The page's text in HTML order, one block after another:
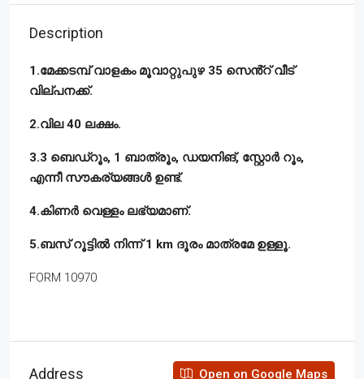
Description
1.മേക്കടമ്പ് വാളകം മൂവാറ്റുപുഴ 35 സെൻ്റ് വീട്
വില്പനക്ക്.
2.വില 40 ലക്ഷം.
3.3 ബെഡ്‌റൂം, 1 ബാത്രൂം, ഡയനിങ്, സ്റ്റോർ റൂം,
എന്നീ സൗകര്യങ്ങൾ ഉണ്ട്.
4.കിണർ വെള്ളം ലഭ്യമാണ്.
5.ബസ് റൂട്ടിൽ നിന്ന് 1 km ദൂരം മാത്രമേ ഉള്ളൂ.
FORM 10970
Address Open on Google Maps